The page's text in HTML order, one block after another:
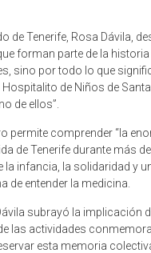
de Tenerife, Rosa Dávila,
forman parte de la
sino por todo lo que
de Niños de
de ellos”.
permite comprender “la
de Tenerife durante más de
la infancia, la solidaridad y
de entender la medicina.
subrayó la implicación
las actividades
esta memoria